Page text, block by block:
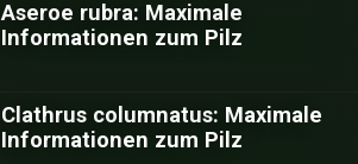
Aseroe rubra: Maximale
Informationen zum Pilz
Clathrus columnatus: Maximale
Informationen zum Pilz